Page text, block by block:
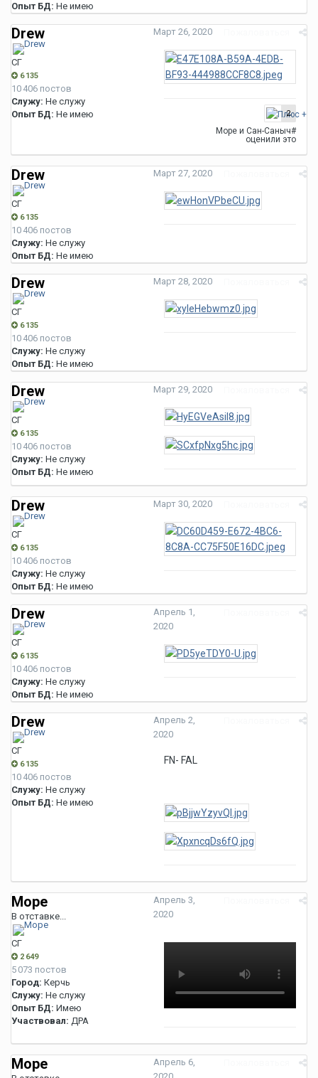
Опыт БД: Не имею
Drew
СГ
6 135
10 406 постов
Служу: Не служу
Опыт БД: Не имею
Март 26, 2020
2
Море и Сан-Саныч#
оценили это
Drew
СГ
6 135
10 406 постов
Служу: Не служу
Опыт БД: Не имею
Март 27, 2020
Drew
СГ
6 135
10 406 постов
Служу: Не служу
Опыт БД: Не имею
Март 28, 2020
Drew
СГ
6 135
10 406 постов
Служу: Не служу
Опыт БД: Не имею
Март 29, 2020
Drew
СГ
6 135
10 406 постов
Служу: Не служу
Опыт БД: Не имею
Март 30, 2020
Drew
СГ
6 135
10 406 постов
Служу: Не служу
Опыт БД: Не имею
Апрель 1,
2020
Drew
СГ
6 135
10 406 постов
Служу: Не служу
Опыт БД: Не имею
Апрель 2,
2020
FN- FAL
Море
В отставке...
СГ
2 649
5 073 постов
Город: Керчь
Служу: Не служу
Опыт БД: Имею
Участвовал: ДРА
Апрель 3,
2020
Море
Апрель 6,